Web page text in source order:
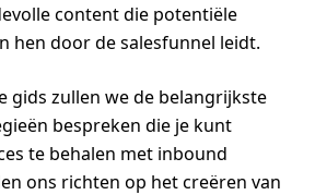
content die potentiële
hen door de salesfunnel leidt.
gids zullen we de belangrijkste
bespreken die je kunt
te behalen met inbound
ons richten op het creëren van